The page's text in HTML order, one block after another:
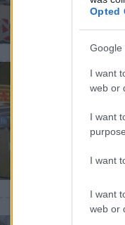
Opted
Google
I want
web or
I want
I want
I want
web or
2024. május 28.
8,4
Garancsi
Garancsi
milliárd forint jár.